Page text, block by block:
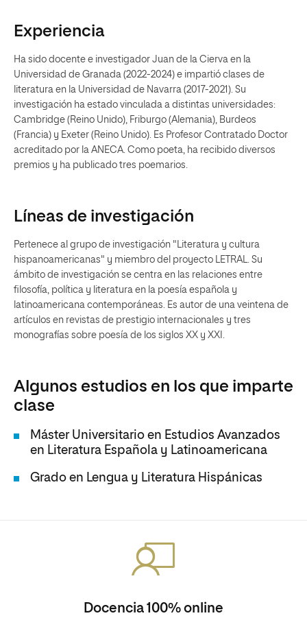
Experiencia
Ha sido docente e investigador Juan de la Cierva en la
Universidad de Granada (2022-2024) e impartió clases de
literatura en la Universidad de Navarra (2017-2021). Su
investigación ha estado vinculada a distintas universidades:
Cambridge (Reino Unido), Friburgo (Alemania), Burdeos
(Francia) y Exeter (Reino Unido). Es Profesor Contratado Doctor
acreditado por la ANECA. Como poeta, ha recibido diversos
premios y ha publicado tres poemarios.
Líneas de investigación
Pertenece al grupo de investigación "Literatura y cultura
hispanoamericanas" y miembro del proyecto LETRAL. Su
ámbito de investigación se centra en las relaciones entre
filosofía, política y literatura en la poesía española y
latinoamericana contemporáneas. Es autor de una veintena de
artículos en revistas de prestigio internacionales y tres
monografías sobre poesía de los siglos XX y XXI.
Algunos estudios en los que imparte
clase
Máster Universitario en Estudios Avanzados
en Literatura Española y Latinoamericana
Grado en Lengua y Literatura Hispánicas
Docencia 100% online